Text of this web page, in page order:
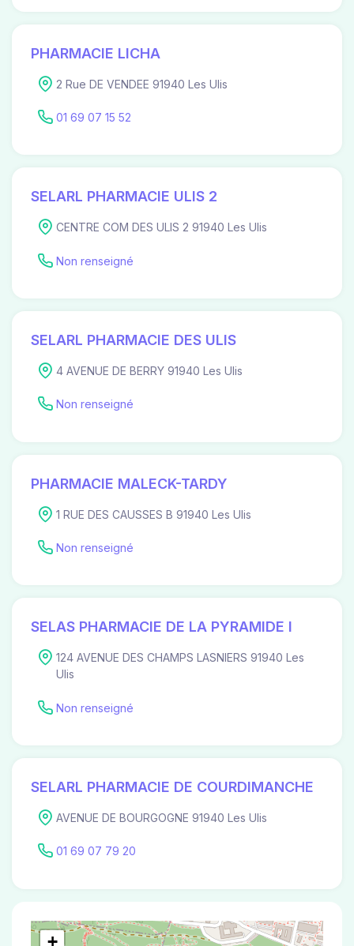
PHARMACIE LICHA
2 Rue DE VENDEE 91940 Les Ulis
01 69 07 15 52
SELARL PHARMACIE ULIS 2
CENTRE COM DES ULIS 2 91940 Les Ulis
Non renseigné
SELARL PHARMACIE DES ULIS
4 AVENUE DE BERRY 91940 Les Ulis
Non renseigné
PHARMACIE MALECK-TARDY
1 RUE DES CAUSSES B 91940 Les Ulis
Non renseigné
SELAS PHARMACIE DE LA PYRAMIDE I
124 AVENUE DES CHAMPS LASNIERS 91940 Les
Ulis
Non renseigné
SELARL PHARMACIE DE COURDIMANCHE
AVENUE DE BOURGOGNE 91940 Les Ulis
01 69 07 79 20
+